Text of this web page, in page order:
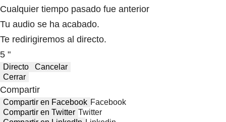
Cualquier tiempo pasado fue anterior
Tu audio se ha acabado.
Te redirigiremos al directo.
5 "
Directo
Cancelar
Cerrar
Compartir
Compartir en Facebook Facebook
Compartir en Twitter Twitter